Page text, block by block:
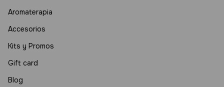
Aromaterapia
Accesorios
Kits y Promos
Gift card
Blog